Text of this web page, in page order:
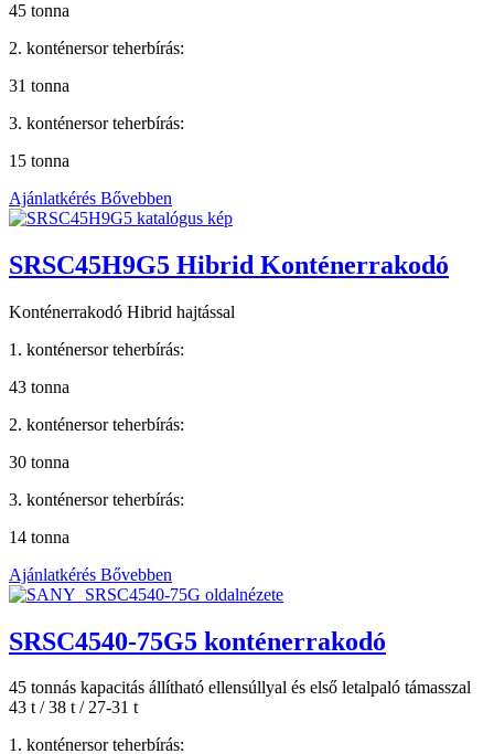
45 tonna
2. konténersor teherbírás:
31 tonna
3. konténersor teherbírás:
15 tonna
Ajánlatkérés Bővebben
SRSC45H9G5 Hibrid Konténerrakodó
Konténerrakodó Hibrid hajtással
1. konténersor teherbírás:
43 tonna
2. konténersor teherbírás:
30 tonna
3. konténersor teherbírás:
14 tonna
Ajánlatkérés Bővebben
SRSC4540-75G5 konténerrakodó
45 tonnás kapacitás állítható ellensúllyal és első letalpaló támasszal
43 t / 38 t / 27-31 t
1. konténersor teherbírás: